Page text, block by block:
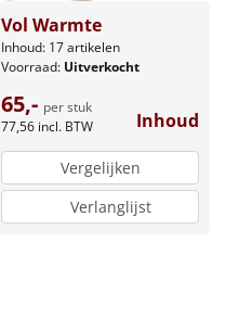
Vol Warmte
Inhoud: 17 artikelen
Voorraad: Uitverkocht
65,- per stuk
77,56 incl. BTW Inhoud
Vergelijken
Verlanglijst